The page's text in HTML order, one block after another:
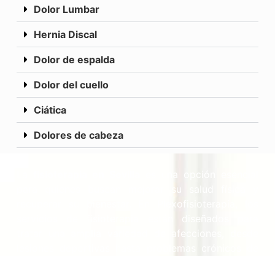
Dolor Lumbar
Hernia Discal
Dolor de espalda
Dolor del cuello
Ciática
Dolores de cabeza
es una opción esencial
para quienes buscan mejorar su salud física y
recuperar su bienestar. En Plexofisioterapia, los
tratar una amplia variedad de afecciones, desde
lesiones deportivas hasta problemas crónicos de